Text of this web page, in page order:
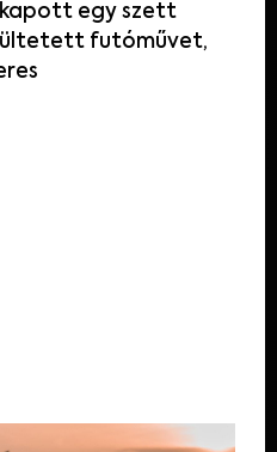
kapott egy szett
ültetett futóművet,